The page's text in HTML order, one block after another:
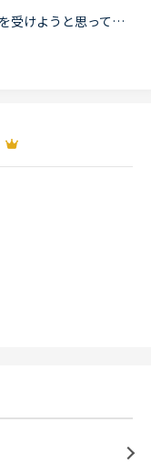
【英検2次試験対策について】今度、英検を受けようと思っています。この休みの機会に2次試験の勉強もしたいと思い、NCに入会したばかりのNC初心者です。英検の2次試験対策のコースがあると思うのですがそれとは別...